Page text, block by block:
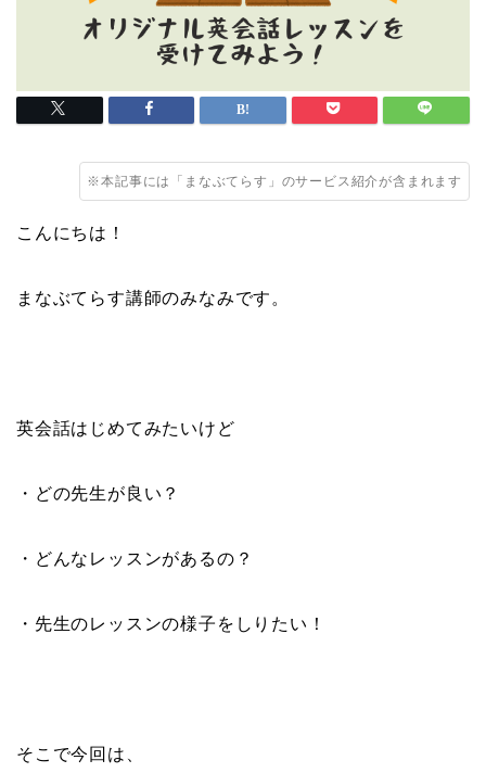
※本記事には「まなぶてらす」のサービス紹介が含まれます
こんにちは！
まなぶてらす講師のみなみです。
英会話はじめてみたいけど
・どの先生が良い？
・どんなレッスンがあるの？
・先生のレッスンの様子をしりたい！
そこで今回は、